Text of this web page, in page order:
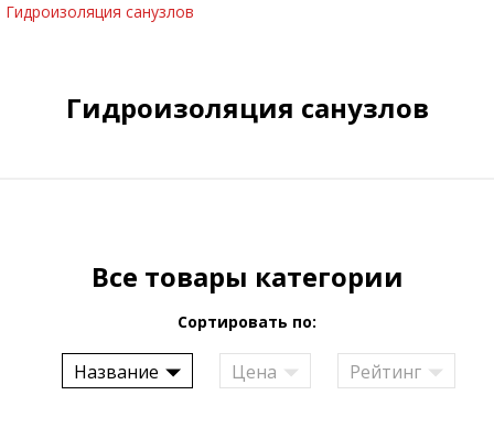
Гидроизоляция санузлов
Гидроизоляция санузлов
Все товары категории
Сортировать по:
Название Цена Рейтинг